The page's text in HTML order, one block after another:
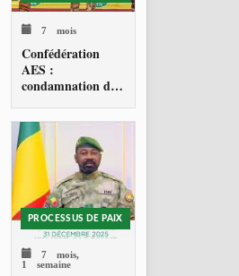
7 mois
Confédération
AES :
condamnation de
américaine au
Venezuela
PROCESSUS DE PAIX
7 mois,
1 semaine